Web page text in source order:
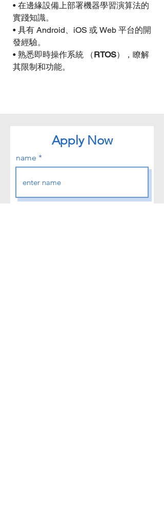
• 在邊緣設備上部署機器學習演算法的
實踐知識。
• 具有 Android、iOS 或 Web 平台的開
發經驗。
• 熟悉即時操作系統 （RTOS），瞭解
其限制和功能。
Apply Now
name